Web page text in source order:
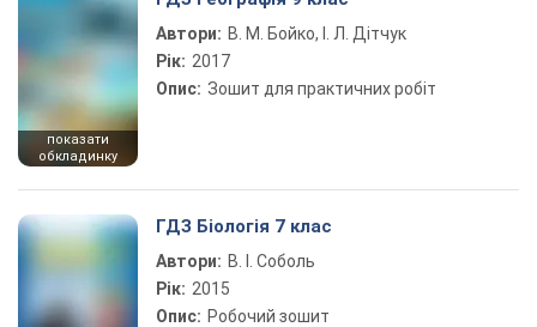
показати
обкладинку
Автори: В. М. Бойко, І. Л. Дітчук
Рік: 2017
Опис: Зошит для практичних робіт
ГДЗ Біологія 7 клас
Автори: В. І. Соболь
Рік: 2015
Опис: Робочий зошит